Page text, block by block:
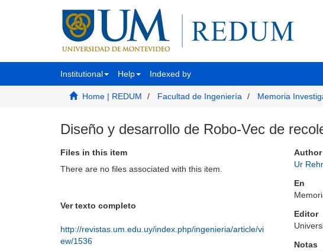
Institutional Help Indexed by
Home | REDUM Facultad de Ingeniería Memoria
Diseño y desarrollo de Robo-Vec de
Files in this item
There are no files associated with this item.
Ver texto completo
http://revistas.um.edu.uy/index.php/ingenieria/article/vi
ew/1536
Author
Ur
En
Editor
Notas